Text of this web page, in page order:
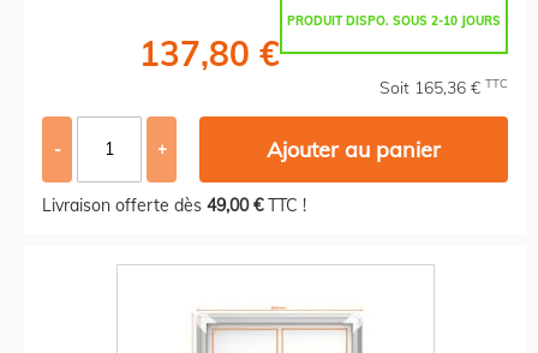
PRODUIT DISPO. SOUS 2-10 JOURS
137,80 €
Soit 165,36 € TTC
- + Ajouter au panier
Livraison offerte dès 49,00 €TTC !